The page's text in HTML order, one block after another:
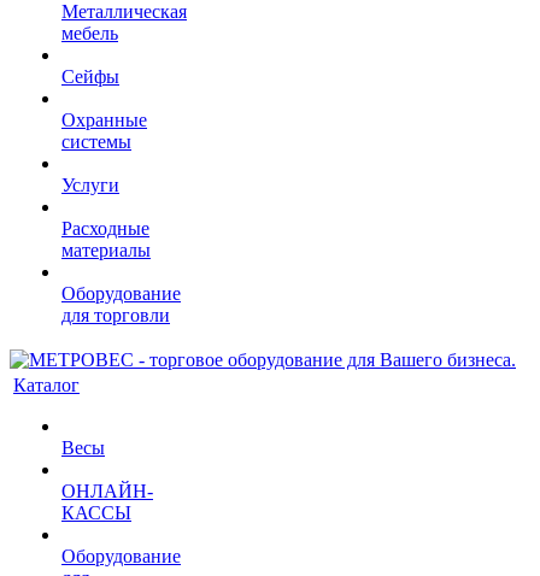
Металлическая
мебель
Сейфы
Охранные
системы
Услуги
Расходные
материалы
Оборудование
для торговли
Каталог
Весы
ОНЛАЙН-
КАССЫ
Оборудование